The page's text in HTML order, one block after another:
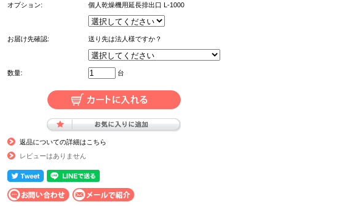
オプション: 個人乾燥機用延長排出口 L-1000
お届け先確認: 送り先は法人様ですか？
数量: 台
返品についての詳細はこちら
レビューはありません